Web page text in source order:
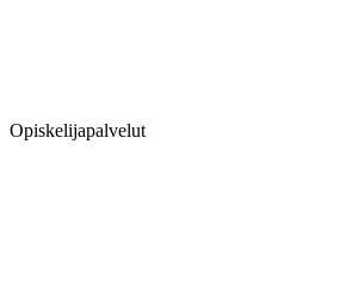
Opiskelijapalvelut